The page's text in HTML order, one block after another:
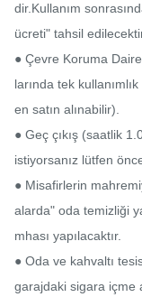
dir.Kullanım
ücreti" tahsil
● Çevre Koruma
larında tek
en satın alınabilir).
● Geç çıkış (saatlik
istiyorsanız lütfen
● Misafirlerin
alarda" oda temizliği
mhası yapılacaktır.
● Oda ve kahvaltı
garajdaki sigara içme